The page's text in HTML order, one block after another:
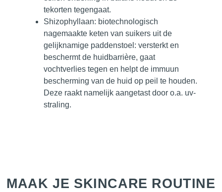
tekorten tegengaat.
Shizophyllaan: biotechnologisch
nagemaakte keten van suikers uit de
gelijknamige paddenstoel: versterkt en
beschermt de huidbarrière, gaat
vochtverlies tegen en helpt de immuun
bescherming van de huid op peil te houden.
Deze raakt namelijk aangetast door o.a. uv-
straling.
MAAK JE SKINCARE ROUTINE